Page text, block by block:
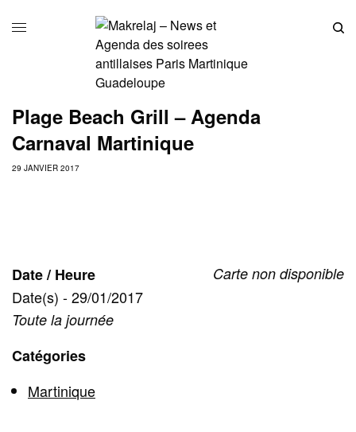
Plage Beach Grill – Agenda
Carnaval Martinique
29 JANVIER 2017
Carte non disponible
Date / Heure
Date(s) - 29/01/2017
Toute la journée
Catégories
Martinique